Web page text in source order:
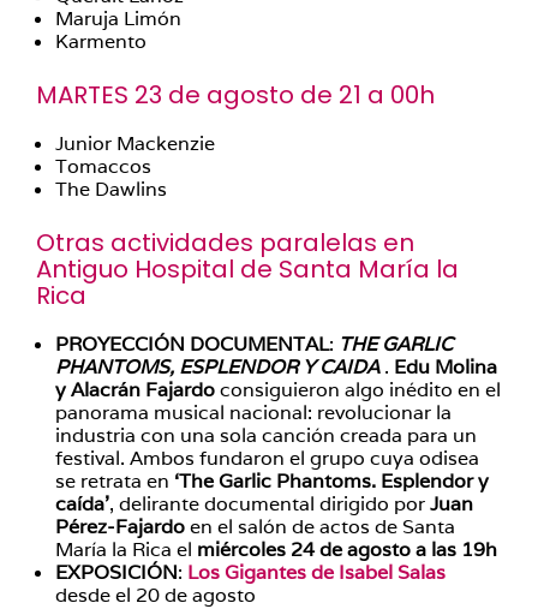
Maruja Limón
Karmento
MARTES 23 de agosto de 21 a 00h
Junior Mackenzie
Tomaccos
The Dawlins
Otras actividades paralelas en
Antiguo Hospital de Santa María la
Rica
PROYECCIÓN DOCUMENTAL: THE GARLIC
PHANTOMS, ESPLENDOR Y CAIDA. Edu Molina
y Alacrán Fajardoconsiguieron algo inédito en el
panorama musical nacional: revolucionar la
industria con una sola canción creada para un
festival. Ambos fundaron el grupo cuya odisea
se retrata en ‘The Garlic Phantoms. Esplendor y
caída’, delirante documental dirigido porJuan
Pérez-Fajardoen el salón de actos de Santa
María la Rica el miércoles 24 de agosto a las 19h
EXPOSICIÓN: Los Gigantes de Isabel Salas
desde el 20 de agosto